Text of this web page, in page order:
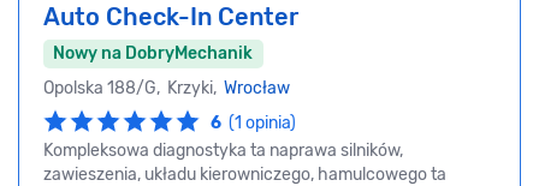
Auto Check-In Center
Nowy na DobryMechanik
Opolska 188/G, Krzyki, Wrocław
6 (1 opinia)
Kompleksowa diagnostyka ta naprawa silników,
zawieszenia, układu kierowniczego, hamulcowego ta